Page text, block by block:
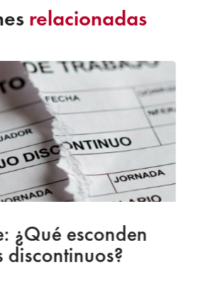
relacionadas
¿Qué esconden